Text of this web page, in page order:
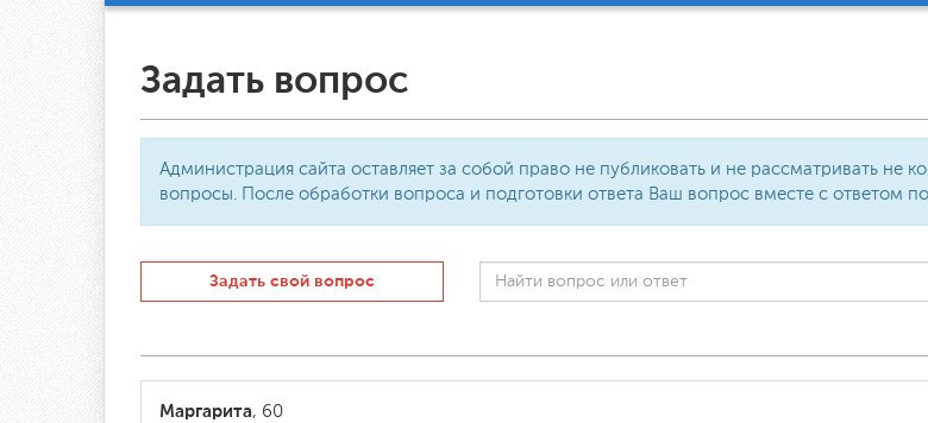
Задать вопрос
Администрация сайта оставляет за собой право не публиковать и не рассматривать не
вопросы. После обработки вопроса и подготовки ответа Ваш вопрос вместе с ответом
Задать свой вопрос
Маргарита, 60